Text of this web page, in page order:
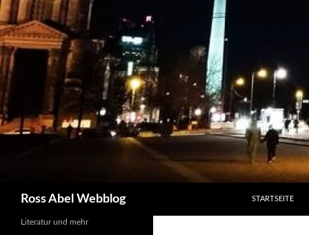
Ross Abel Webblog
STARTSEITE
Literatur und mehr